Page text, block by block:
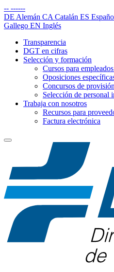
-- ------
DE Alemán CA Catalán ES
Gallego EN Inglés
Transparencia
DGT en cifras
Selección y formación
Cursos para
Oposiciones
Concursos de
Selección de personal
Trabaja con nosotros
Recursos para
Factura electrónica